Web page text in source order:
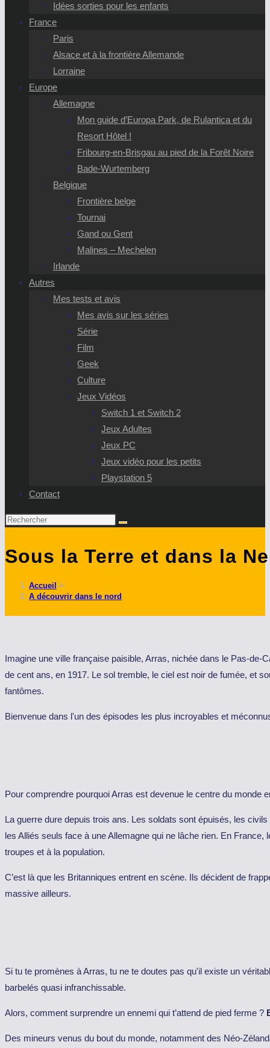
Idées sorties pour les enfants
France
Paris
Alsace et à la frontière Allemande
Lorraine
Europe
Allemagne
Mon guide d’Europa Park, de Rulantica et du
Resort Hôtel !
Fribourg-en-Brisgau au pied de la Forêt Noire
Bade-Wurtemberg
Belgique
Frontière belge
Tournai
Gand ou Gent
Malines – Mechelen
Irlande
Autres
Mes tests et avis
Mes avis sur les séries
Série
Film
Geek
Culture
Jeux Vidéos
Switch 1 et Switch 2
Jeux Adultes
Jeux PC
Jeux vidéo pour les petits
Playstation 5
Contact
Rechercher
ce
Sous la Terre et dans la
Accueil ->
A découvrir dans le nord
Imagine une ville française paisible, Arras, nichée dans le Pas-
de cent ans, en 1917. Le sol tremble, le ciel est noir de fumée, et
fantômes.
Bienvenue dans l'un des épisodes les plus incroyables et
Pour comprendre pourquoi Arras est devenue le centre du monde
La guerre dure depuis trois ans. Les soldats sont épuisés, les
les Alliés seuls face à une Allemagne qui ne lâche rien. En
troupes et à la population.
C’est là que les Britanniques entrent en scène. Ils décident de
massive ailleurs.
Si tu te promènes à Arras, tu ne te doutes pas qu'il existe un
barbelés quasi infranchissable.
Alors, comment surprendre un ennemi qui t’attend de pied ferme ?
Des mineurs venus du bout du monde, notamment des Néo-